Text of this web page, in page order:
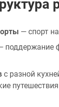
— спорт
поддержание
с разной